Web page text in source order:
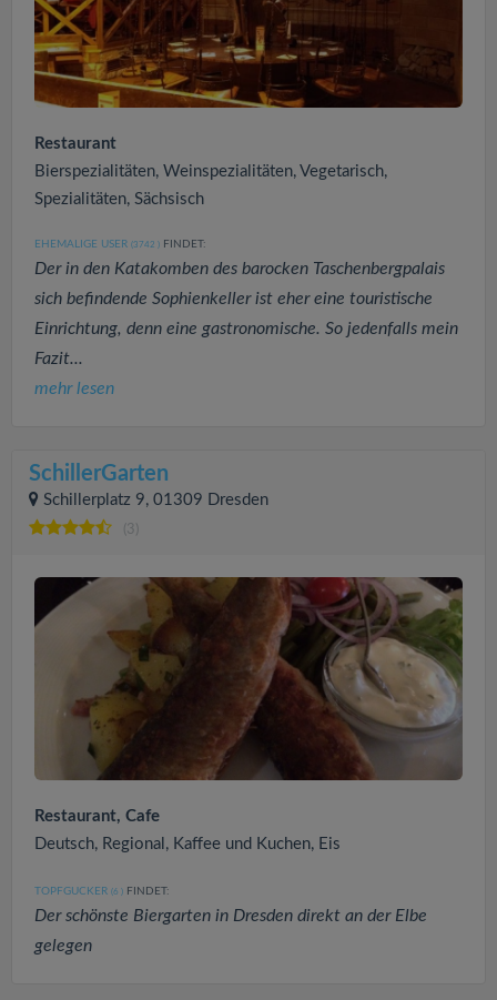
Restaurant
Bierspezialitäten, Weinspezialitäten, Vegetarisch,
Spezialitäten, Sächsisch
EHEMALIGE USER (3742 ) FINDET:
Der in den Katakomben des barocken Taschenbergpalais
sich befindende Sophienkeller ist eher eine touristische
Einrichtung, denn eine gastronomische. So jedenfalls mein
Fazit...
mehr lesen
SchillerGarten
Schillerplatz 9, 01309 Dresden
(3)
Restaurant, Cafe
Deutsch, Regional, Kaffee und Kuchen, Eis
TOPFGUCKER (6 ) FINDET:
Der schönste Biergarten in Dresden direkt an der Elbe
gelegen